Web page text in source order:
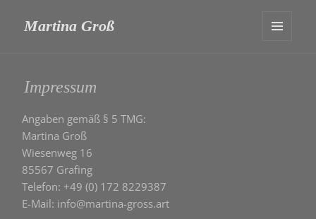
Martina Groß
Impressum
Angaben gemäß § 5 TMG:
Martina Groß
Wiesenweg 16
85567 Grafing
Telefon: +49 (0) 172 8229387
E-Mail: info@martina-gross.art